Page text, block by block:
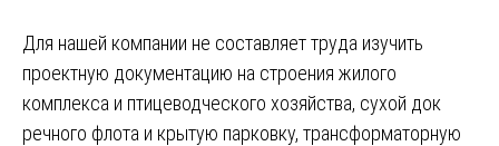
Для нашей компании не составляет труда изучить
проектную документацию на строения жилого
комплекса и птицеводческого хозяйства, сухой док
речного флота и крытую парковку, трансформаторную